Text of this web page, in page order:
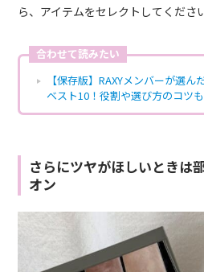
ら、アイテムをセレクトしてくださ
合わせて読みたい
【保存版】RAXYメンバーが選
ベスト10！役割や選び方のコツ
さらにツヤがほしいときは
オン